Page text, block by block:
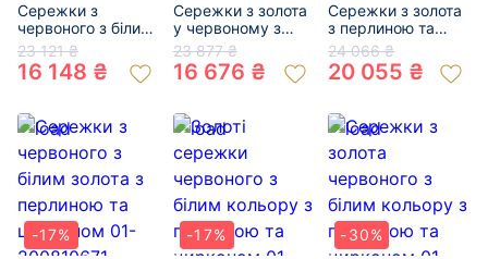
Сережки з
червоного з білим
золота з перлиною
та цирконом 01-
200325053
23 121 ₴
16 148 ₴
Сережки з золота
у червоному з
білим кольорі з
перлиною та
цирконом 01-
23 877 ₴
16 676 ₴
Сережки з золота
з перлиною та
цирконом 01-
200599781
24 066 ₴
20 055 ₴
-17%
-17%
-30%